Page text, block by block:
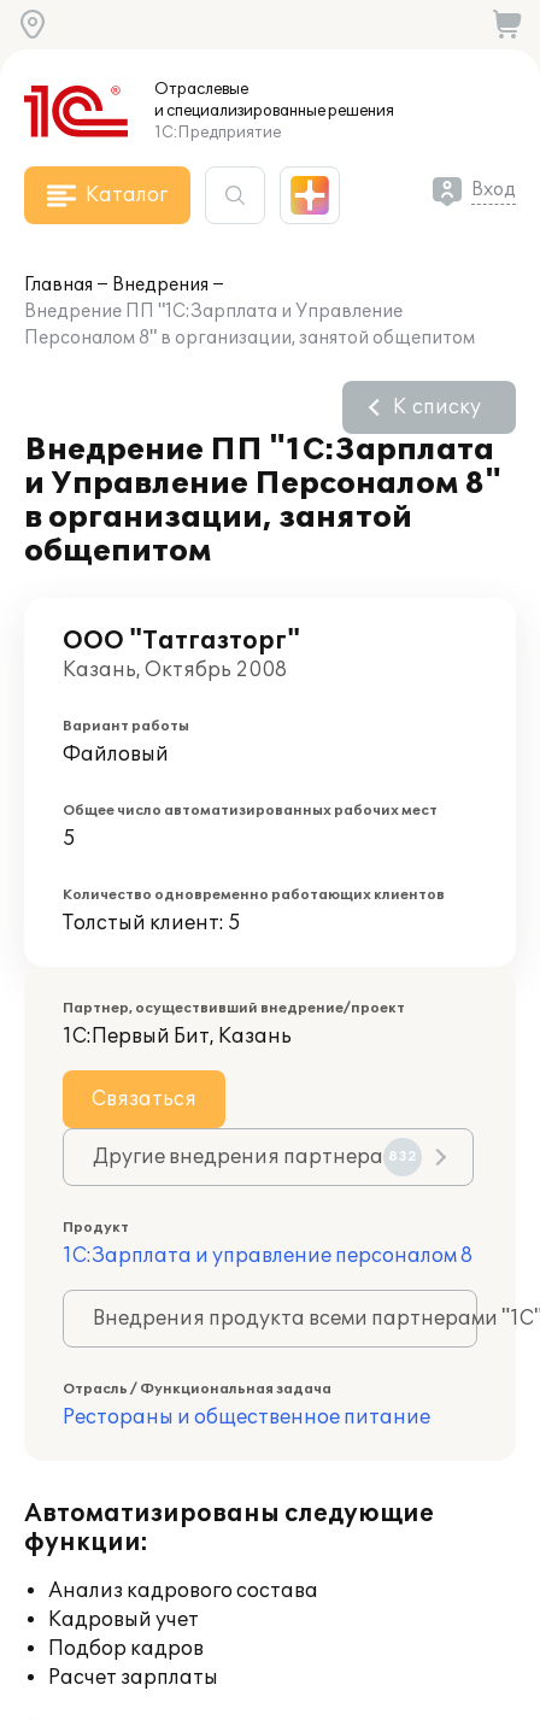
Отраслевые
и специализированныерешения
1С:Предприятие
Каталог Вход
Главная
Внедрения
Внедрение ПП "1С:Зарплата и Управление
Персоналом 8" в организации, занятой общепитом
Внедрение ПП "1С:Зарплата
и Управление Персоналом 8"
в организации, занятой
общепитом
К списку
ООО "Татгазторг"
Казань, Октябрь 2008
Вариант работы
Файловый
Общее число автоматизированных рабочих мест
5
Количество одновременно работающих клиентов
Толстый клиент: 5
Партнер, осуществивший внедрение/проект
1С:Первый Бит, Казань
Связаться
Другие внедрения партнера 832
Продукт
1С:Зарплата и управление персоналом 8
Внедрения продукта всеми партнерами
Отрасль / Функциональная задача
Рестораны и общественное питание
Автоматизированы следующие
функции:
Анализ кадрового состава
Кадровый учет
Подбор кадров
Расчет зарплаты